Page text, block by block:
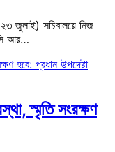
জুলাই) সচিবালয়ে নিজ
সি আর…
স্মৃতি সংরক্ষণ